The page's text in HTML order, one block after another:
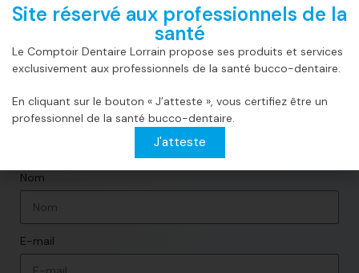
Rejoindre notre newsletter​
Nom
E-mail
Site réservé aux professionnels de la
santé
Le Comptoir Dentaire Lorrain propose ses produits et services
exclusivement aux professionnels de la santé bucco-dentaire.
En cliquant sur le bouton « J’atteste », vous certifiez être un
professionnel de la santé bucco-dentaire.
J'atteste